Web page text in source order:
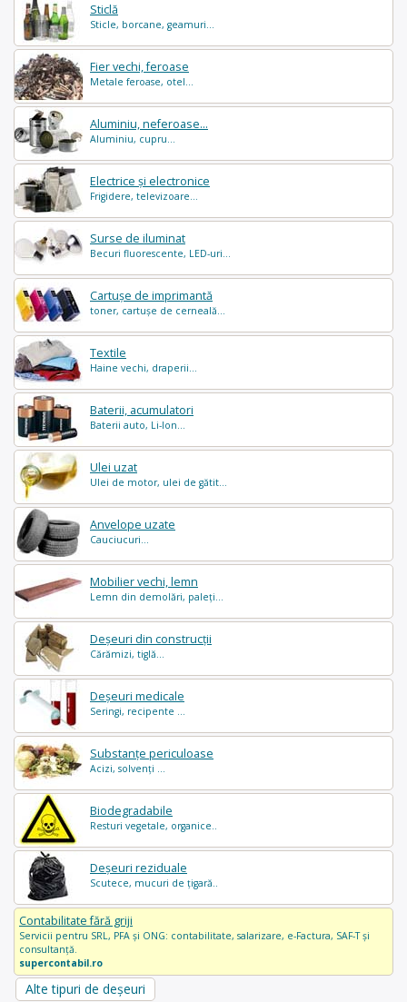
Sticlă
Sticle, borcane, geamuri...
Fier vechi, feroase
Metale feroase, otel...
Aluminiu, neferoase...
Aluminiu, cupru...
Electrice și electronice
Frigidere, televizoare...
Surse de iluminat
Becuri fluorescente, LED-uri...
Cartușe de imprimantă
toner, cartușe de cerneală...
Textile
Haine vechi, draperii...
Baterii, acumulatori
Baterii auto, Li-Ion...
Ulei uzat
Ulei de motor, ulei de gătit...
Anvelope uzate
Cauciucuri...
Mobilier vechi, lemn
Lemn din demolări, paleți...
Deșeuri din construcții
Cărămizi, tiglă...
Deșeuri medicale
Seringi, recipente ...
Substanțe periculoase
Acizi, solvenți ...
Biodegradabile
Resturi vegetale, organice..
Deșeuri reziduale
Scutece, mucuri de țigară..
Contabilitate fără griji
Servicii pentru SRL, PFA și ONG: contabilitate, salarizare, e-Factura, SAF-T și
consultanță.
supercontabil.ro
Alte tipuri de deșeuri